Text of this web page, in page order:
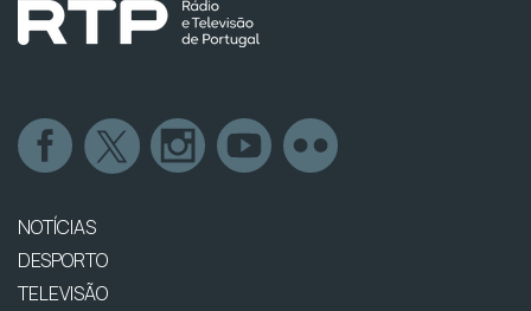
NOTÍCIAS
DESPORTO
TELEVISÃO